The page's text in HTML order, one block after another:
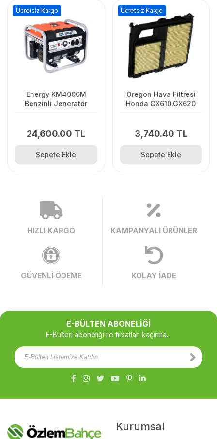
Energy KM4000M
Benzinli Jeneratör
24,600.00 TL
Ücretsiz Kargo
Sepete Ekle
Oregon Hava Filtresi
Honda GX610.GX620
3,740.40 TL
Ücretsiz Kargo
Sepete Ekle
HIZLI KARGO KAMPANYALI ÜRÜNLER
GÜVENLİ ÖDEME KOLAY İADE
E-BÜLTEN ABONELİĞİ
E-Bülten aboneliği ile fırsatları kaçırma...
Kurumsal